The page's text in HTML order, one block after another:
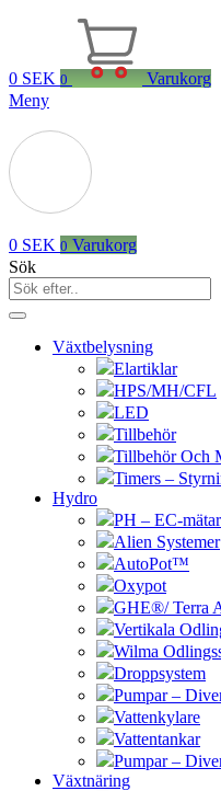
0 SEK 0
Varukorg
Meny
0 SEK 0 Varukorg
Sök
Växtbelysning
Elartiklar
HPS/MH/CFL
LED
Tillbehör
Tillbehör Och
Timers –
Hydro
PH – EC-
Alien Systemer
AutoPot™
Oxypot
GHE®/ Terra
Vertikala
Wilma
Droppsystem
Pumpar –
Vattenkylare
Vattentankar
Pumpar –
Växtnäring